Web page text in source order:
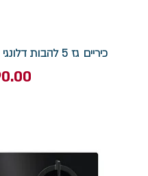
כיריים גז 5 להבות דלונגי רוחב 70 ס"מ DGH2170CX
מחיר